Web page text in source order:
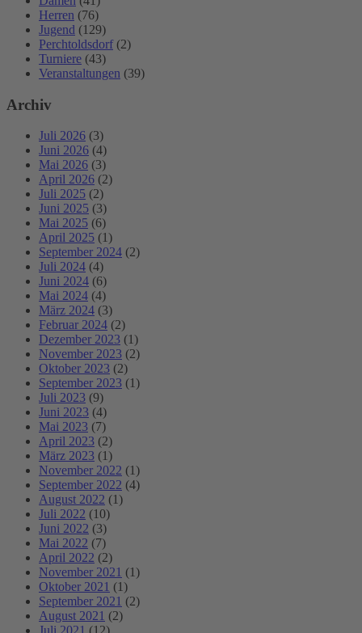
Herren (76)
Jugend (129)
Perchtoldsdorf (2)
Turniere (43)
Veranstaltungen (39)
Archiv
Juli 2026 (3)
Juni 2026 (4)
Mai 2026 (3)
April 2026 (2)
Juli 2025 (2)
Juni 2025 (3)
Mai 2025 (6)
April 2025 (1)
September 2024 (2)
Juli 2024 (4)
Juni 2024 (6)
Mai 2024 (4)
März 2024 (3)
Februar 2024 (2)
Dezember 2023 (1)
November 2023 (2)
Oktober 2023 (2)
September 2023 (1)
Juli 2023 (9)
Juni 2023 (4)
Mai 2023 (7)
April 2023 (2)
März 2023 (1)
November 2022 (1)
September 2022 (4)
August 2022 (1)
Juli 2022 (10)
Juni 2022 (3)
Mai 2022 (7)
April 2022 (2)
November 2021 (1)
Oktober 2021 (1)
September 2021 (2)
August 2021 (2)